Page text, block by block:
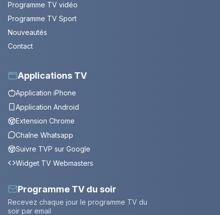
Programme TV vidéo
Programme TV Sport
Nouveautés
Contact
Applications TV
Application iPhone
Application Android
Extension Chrome
Chaîne Whatsapp
Suivre TVP sur Google
Widget TV Webmasters
Programme TV du soir
Recevez chaque jour le programme TV du
soir par email